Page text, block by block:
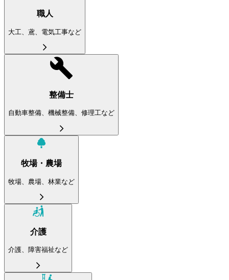
職人
大工、鳶、電気工事など
整備士
自動車整備、機械整備、修理工など
牧場・農場
牧場、農場、林業など
介護
介護、障害福祉など